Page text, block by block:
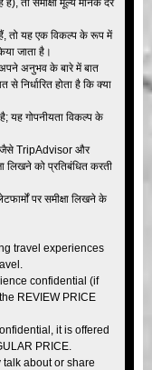
तो यह एक विकल्प के रूप में
जाता है।
अनुभव के बारे में बात
निर्धारित होता है कि क्या
यह गोपनीयता विकल्प के
जैसे TripAdvisor और
लिखने को प्रतिबंधित करती
पर समीक्षा लिखने के
travel experiences
confidential (if
REVIEW PRICE
it is offered
PRICE.
about or share